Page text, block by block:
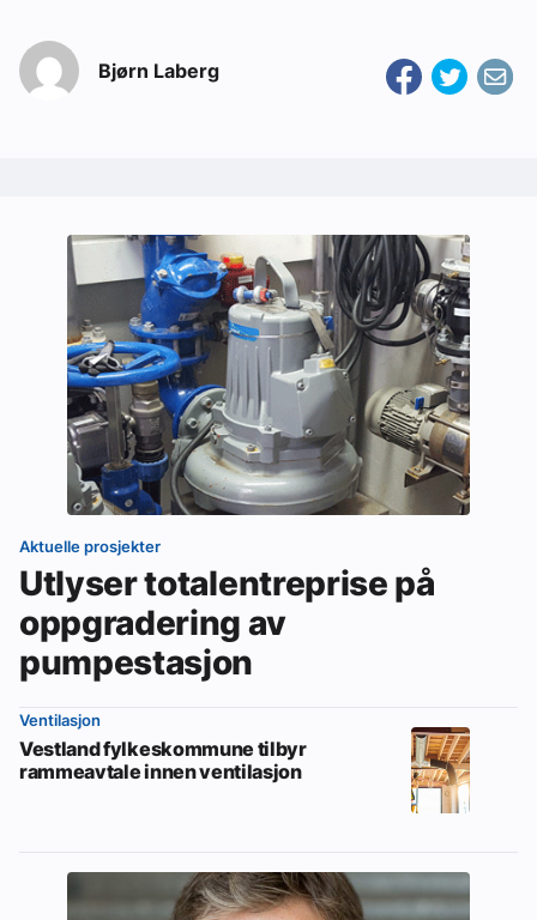
Bjørn Laberg
Aktuelle prosjekter
Utlyser totalentreprise på
oppgradering av
pumpestasjon
Ventilasjon
Vestland fylkeskommune tilbyr
rammeavtale innen ventilasjon